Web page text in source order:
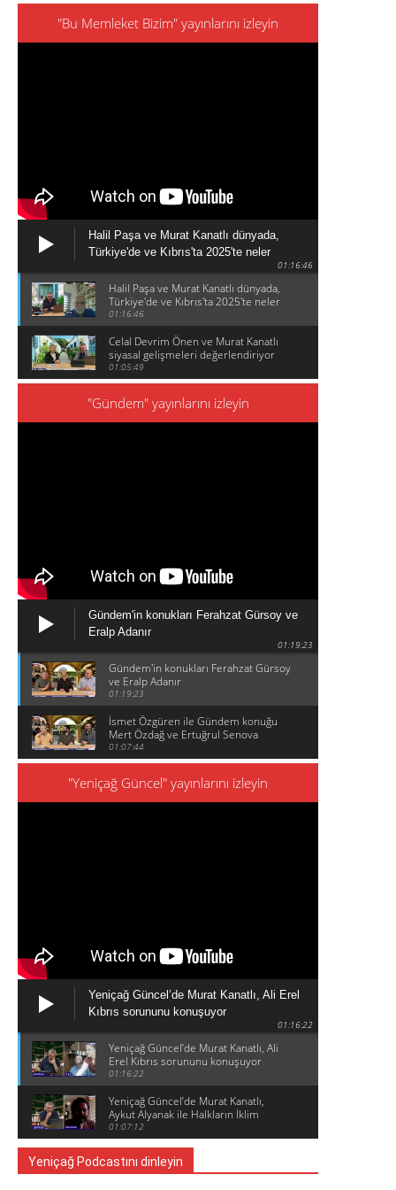
"Bu Memleket Bizim" yayınlarını izleyin
Halil Paşa ve Murat Kanatlı dünyada,
Türkiye'de ve Kıbrıs'ta 2025'te neler
01:16:46
Halil Paşa ve Murat Kanatlı dünyada,
Türkiye'de ve Kıbrıs'ta 2025'te neler
olduğunu konuşuyor
01:16:46
Celal Devrim Önen ve Murat Kanatlı
siyasal gelişmeleri değerlendiriyor
01:05:49
"Gündem" yayınlarını izleyin
Gündem'in konukları Ferahzat Gürsoy ve
Eralp Adanır
01:19:23
Gündem'in konukları Ferahzat Gürsoy
ve Eralp Adanır
01:19:23
İsmet Özgüren ile Gündem konuğu
Mert Özdağ ve Ertuğrul Senova
01:07:44
"Yeniçağ Güncel" yayınlarını izleyin
Yeniçağ Güncel’de Murat Kanatlı, Ali Erel
Kıbrıs sorununu konuşuyor
01:16:22
Yeniçağ Güncel’de Murat Kanatlı, Ali
Erel Kıbrıs sorununu konuşuyor
01:16:22
Yeniçağ Güncel’de Murat Kanatlı,
Aykut Alyanak ile Halkların İklim
Zirvesini konuşuyor
01:07:12
Yeniçağ Podcastını dinleyin